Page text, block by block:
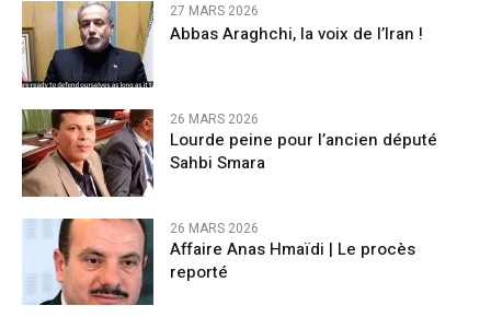
27 MARS 2026
Abbas Araghchi, la voix de l’Iran !
26 MARS 2026
Lourde peine pour l’ancien député
Sahbi Smara
26 MARS 2026
Affaire Anas Hmaïdi | Le procès
reporté